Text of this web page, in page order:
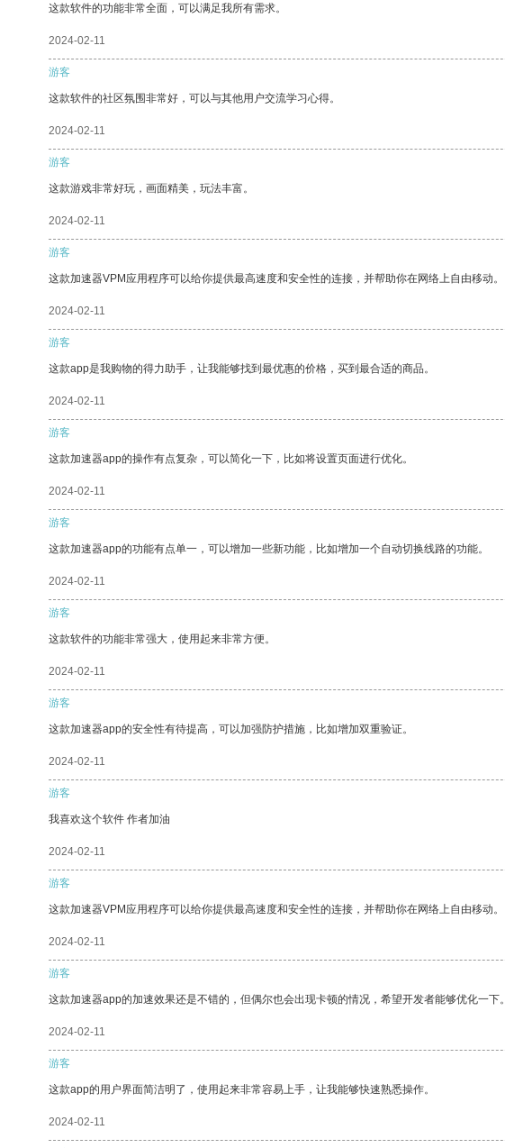
这款软件的功能非常全面，可以满足我所有需求。
2024-02-11
游客
这款软件的社区氛围非常好，可以与其他用户交流学习心得。
2024-02-11
游客
这款游戏非常好玩，画面精美，玩法丰富。
2024-02-11
游客
这款加速器VPM应用程序可以给你提供最高速度和安全性的连接，并帮助你在网络上自由移动。
2024-02-11
游客
这款app是我购物的得力助手，让我能够找到最优惠的价格，买到最合适的商品。
2024-02-11
游客
这款加速器app的操作有点复杂，可以简化一下，比如将设置页面进行优化。
2024-02-11
游客
这款加速器app的功能有点单一，可以增加一些新功能，比如增加一个自动切换线路的功能。
2024-02-11
游客
这款软件的功能非常强大，使用起来非常方便。
2024-02-11
游客
这款加速器app的安全性有待提高，可以加强防护措施，比如增加双重验证。
2024-02-11
游客
我喜欢这个软件 作者加油
2024-02-11
游客
这款加速器VPM应用程序可以给你提供最高速度和安全性的连接，并帮助你在网络上自由移动。
2024-02-11
游客
这款加速器app的加速效果还是不错的，但偶尔也会出现卡顿的情况，希望开发者能够优化一下。
2024-02-11
游客
这款app的用户界面简洁明了，使用起来非常容易上手，让我能够快速熟悉操作。
2024-02-11